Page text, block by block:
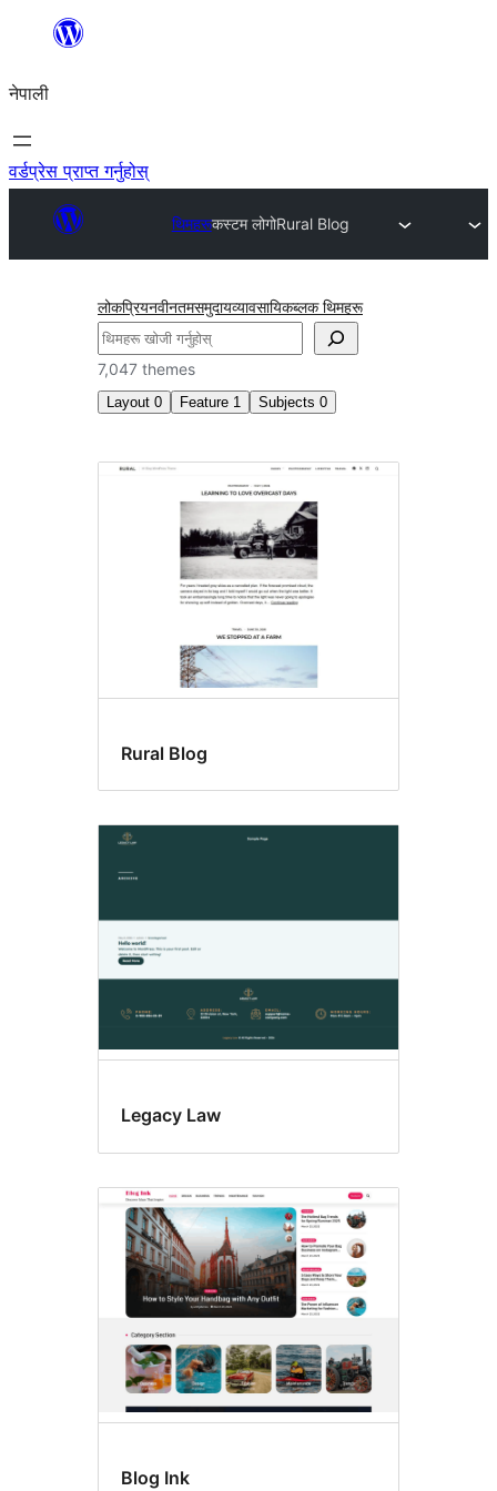
सामग्रीमा
नेपाली
वर्डप्रेस प्राप्त गर्नुहोस्
थिमहरूकस्टम लोगोRural Blog
लोकप्रियनवीनतमसमुदायव्यावसायिकब्लक थिमहरू
खोज्नुहोस्
7,047 themes
Layout 0 Feature 1 Subjects 0
कस्टम
Rural Blog
Legacy Law
Blog Ink